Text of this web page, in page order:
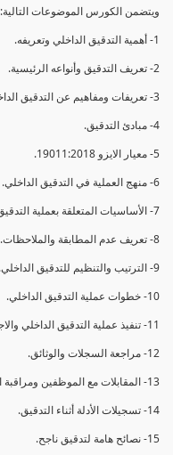
ويتضمن الكورس الموضوعات التالية:
1- أهمية التدقيق الداخلي وتعريفه.
2- تعريف التدقيق وأنواعه الرئيسية.
3- تعريفات ومفاهيم عن التدقيق الداخلي.
4- مبادئ التدقيق.
5- معيار الايزو 19011:2018.
6- منهج العملية في التدقيق الداخلي.
7- الأساسيات المتعلقة بعملية التدقيق الداخلي.
8- تعريف عدم المطابقة والملاحظات.
9- الترتيب والتنظيم للتدقيق الداخلي.
10- خطوات عملية التدقيق الداخلي.
11- تنفيذ عملية التدقيق الداخلي والاجتماع الافتتاحي.
12- مراجعة السجلات والوثائق.
13- المقابلات مع الموظفين ومراقبة الانشطة والمرافق.
14- تسجيلات الأدلة أثناء التدقيق.
15- نصائح هامة لتدقيق ناجح.